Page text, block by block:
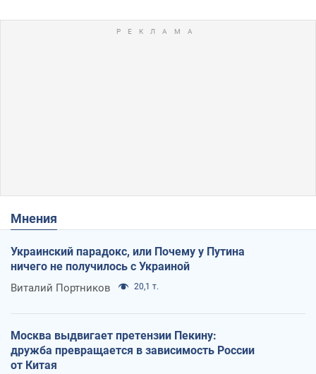
Мнения
Украинский парадокс, или Почему у Путина
ничего не получилось с Украиной
Виталий Портников 20,1 т.
Москва выдвигает претензии Пекину:
дружба превращается в зависимость России
от Китая